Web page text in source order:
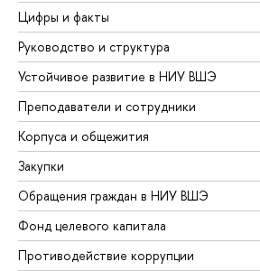
Цифры и факты
Руководство и структура
Устойчивое развитие в НИУ ВШЭ
Преподаватели и сотрудники
Корпуса и общежития
Закупки
Обращения граждан в НИУ ВШЭ
Фонд целевого капитала
Противодействие коррупции